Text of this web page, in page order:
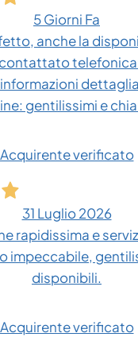
5 Giorni Fa
anche la
gentilissimi e
Acquirente verificato
31 Luglio 2026
rapidissima e
impeccabile,
disponibili.
Acquirente verificato